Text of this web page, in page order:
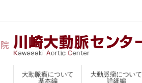
大動脈瘤について
基本編
大動脈瘤について
詳細編